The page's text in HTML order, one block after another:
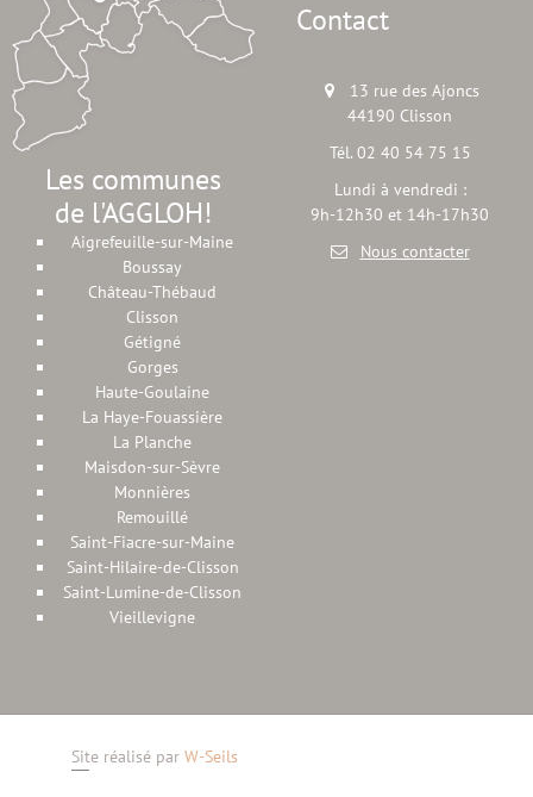
Les communes
de l'AGGLOH!
Aigrefeuille-sur-Maine
Boussay
Château-Thébaud
Clisson
Gétigné
Gorges
Haute-Goulaine
La Haye-Fouassière
La Planche
Maisdon-sur-Sèvre
Monnières
Remouillé
Saint-Fiacre-sur-Maine
Saint-Hilaire-de-Clisson
Saint-Lumine-de-Clisson
Vieillevigne
Contact
13 rue des Ajoncs
44190 Clisson
Tél. 02 40 54 75 15
Lundi à vendredi :
9h-12h30 et 14h-17h30
Nous contacter
Site réalisé par W-Seils